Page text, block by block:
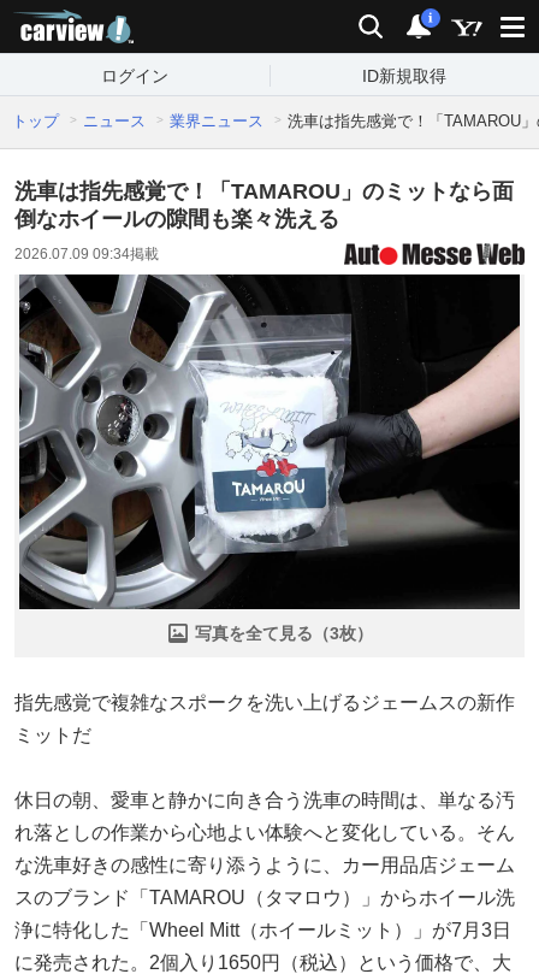
検索 通知
i
ログイン ID新規取得
トップ ニュース 業界ニュース 洗車は指先感覚で！「TAMAROU
洗車は指先感覚で！「TAMAROU」のミットなら面
倒なホイールの隙間も楽々洗える
2026.07.09 09:34掲載
写真を全て見る（3枚）
指先感覚で複雑なスポークを洗い上げるジェームスの新作
ミットだ
休日の朝、愛車と静かに向き合う洗車の時間は、単なる汚
れ落としの作業から心地よい体験へと変化している。そん
な洗車好きの感性に寄り添うように、カー用品店ジェーム
スのブランド「TAMAROU（タマロウ）」からホイール洗
浄に特化した「Wheel Mitt（ホイールミット）」が7月3日
に発売された。2個入り1650円（税込）という価格で、大